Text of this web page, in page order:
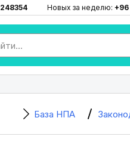
248354 Новых за неделю: +96
База НПА